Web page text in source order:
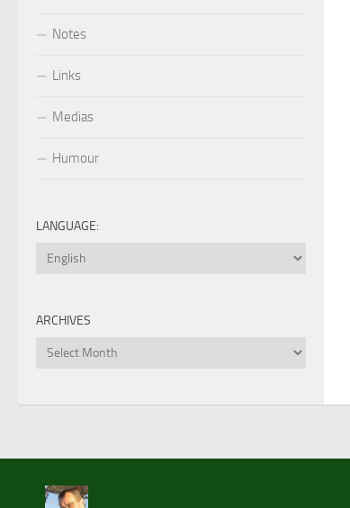
Notes
Links
Medias
Humour
LANGUAGE:
ARCHIVES
Archives